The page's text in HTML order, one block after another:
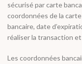
sécurisé par carte
coordonnées de la
bancaire, date
réaliser la transaction
Les coordonnées